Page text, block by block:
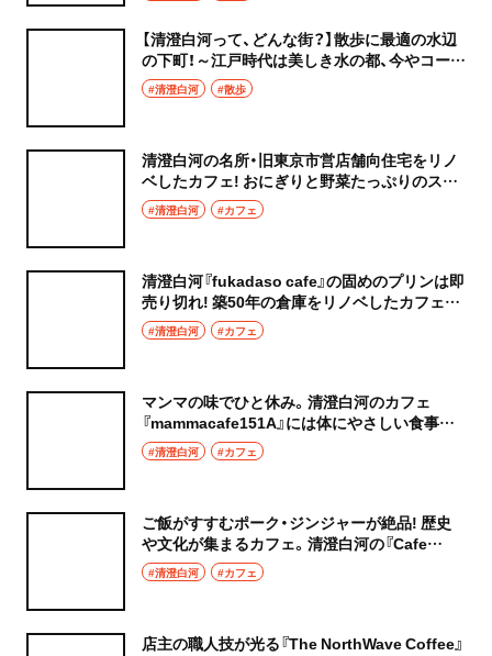
【清澄白河って、どんな街？】散歩に最適の水辺
の下町！～江戸時代は美しき水の都、今やコーヒ
ーと雑貨とアートの薫り漂う街
#清澄白河 #散歩
清澄白河の名所・旧東京市営店舗向住宅をリノ
ベしたカフェ! おにぎりと野菜たっぷりのスー
プがおいしい『Cafe 清澄』で、小腹を満たす
#清澄白河 #カフェ
清澄白河『fukadaso cafe』の固めのプリンは即
売り切れ! 築50年の倉庫をリノベしたカフェで
レトロな魅力に浸る
#清澄白河 #カフェ
マンマの味でひと休み。清澄白河のカフェ
『mammacafe151A』には体にやさしい食事が
待っている
#清澄白河 #カフェ
ご飯がすすむポーク・ジンジャーが絶品! 歴史
や文化が集まるカフェ。清澄白河の『Cafe
GINGER.TOKYO』
#清澄白河 #カフェ
店主の職人技が光る『The NorthWave Coffee』